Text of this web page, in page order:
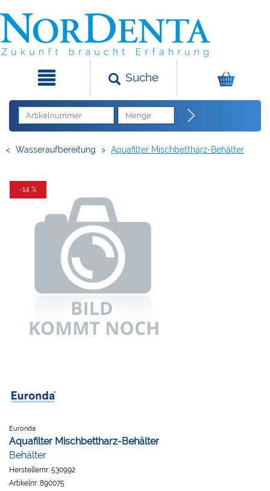
Suche
< Wasseraufbereitung > Aquafilter Mischbettharz-Behälter
-14 %
Euronda
Aquafilter Mischbettharz-Behälter
Behälter
Herstellernr: 530992
Artikelnr: 890075